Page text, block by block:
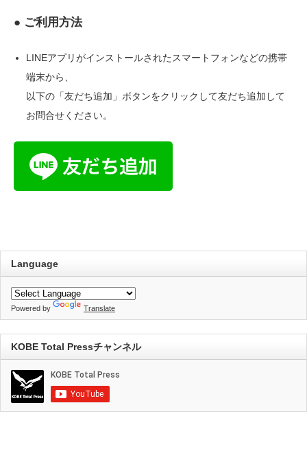
● ご利用方法
LINEアプリがインストールされたスマートフォンなどの携帯
端末から、
以下の「友だち追加」ボタンをクリックして友だち追加して
お問合せください。
Language
Powered by Translate
KOBE Total Pressチャンネル